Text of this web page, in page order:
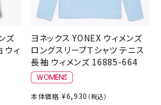
ズ
ウィ
ヨネックス YONEX ウィメンズ
ロングスリーブＴシャツ テニス
長袖 ウィメンズ 16885-664
本体価格 ¥6,930 （税込）